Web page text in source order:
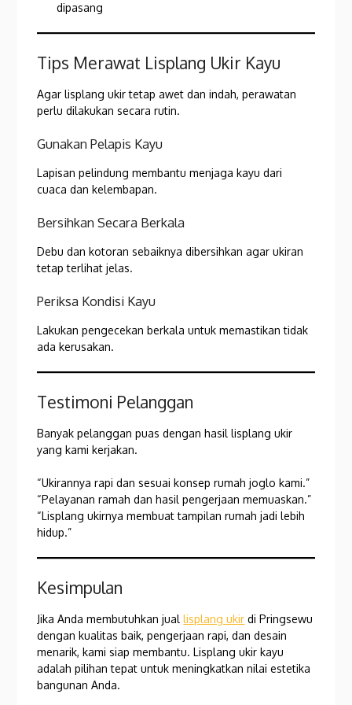
dipasang
Tips Merawat Lisplang Ukir Kayu
Agar lisplang ukir tetap awet dan indah, perawatan
perlu dilakukan secara rutin.
Gunakan Pelapis Kayu
Lapisan pelindung membantu menjaga kayu dari
cuaca dan kelembapan.
Bersihkan Secara Berkala
Debu dan kotoran sebaiknya dibersihkan agar ukiran
tetap terlihat jelas.
Periksa Kondisi Kayu
Lakukan pengecekan berkala untuk memastikan tidak
ada kerusakan.
Testimoni Pelanggan
Banyak pelanggan puas dengan hasil lisplang ukir
yang kami kerjakan.
“Ukirannya rapi dan sesuai konsep rumah joglo kami.”
“Pelayanan ramah dan hasil pengerjaan memuaskan.”
“Lisplang ukirnya membuat tampilan rumah jadi lebih
hidup.”
Kesimpulan
Jika Anda membutuhkan juallisplang ukir di Pringsewu
dengan kualitas baik, pengerjaan rapi, dan desain
menarik, kami siap membantu. Lisplang ukir kayu
adalah pilihan tepat untuk meningkatkan nilai estetika
bangunan Anda.